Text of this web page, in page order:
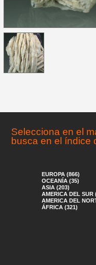
Selecciona en el
busca en el índice
EUROPA (866)
OCEANÍA (35)
ASIA (203)
AMERICA DEL SUR
AMERICA DEL
ÁFRICA (321)